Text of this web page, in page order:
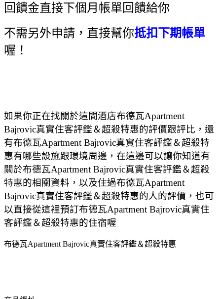
回饋金直接下個月帳單回饋給你
不需另外申請，直接幫你抵扣下期帳單
喔！
如果你正在找關於這間酒店布德瓦Apartment
Bajrovic真實住客評鑑＆超殺特惠的評價跟評比，還
有布德瓦Apartment Bajrovic真實住客評鑑＆超殺特
惠有哪些設施跟環境周邊，在這邊可以讓你知道有
關於布德瓦Apartment Bajrovic真實住客評鑑＆超殺
特惠的相關資料，以及住過布德瓦Apartment
Bajrovic真實住客評鑑＆超殺特惠的人的評價，也可
以直接從這裡預訂布德瓦Apartment Bajrovic真實住
客評鑑＆超殺特惠的住宿喔
布德瓦Apartment Bajrovic真實住客評鑑＆超殺特惠